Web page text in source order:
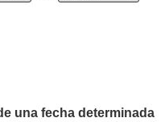
una fecha determinada